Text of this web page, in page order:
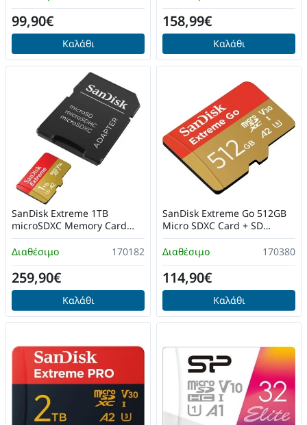
99,90€
Καλάθι
158,99€
Καλάθι
Διαθέσιμο 170182
SanDisk Extreme 1TB
microSDXC Memory Card
UHS-I U3 Class 10 V30 A2
(SDSQXAV-1T00-GN6MA)
259,90€
Καλάθι
Διαθέσιμο 170380
SanDisk Extreme Go 512GB
Micro SDXC Card + SD
Adapter (SDSQXBD-512G-
GZ6MA)
114,90€
Καλάθι